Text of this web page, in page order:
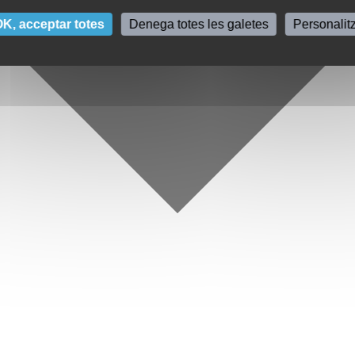
acceptar totes Denega totes les galetes